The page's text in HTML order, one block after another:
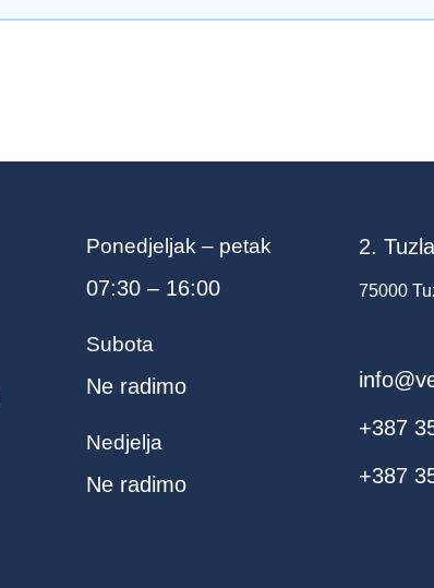
Ponedjeljak – petak
07:30 – 16:00
Subota
Ne radimo
Nedjelja
Ne radimo
2.
75000
+387
+387